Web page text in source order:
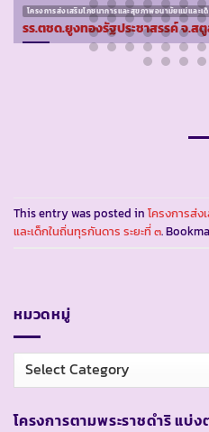
โครงการส่งเสริมโภชนาการและสุขภาพอนามัยแม่และเ
รร.ตชด.ยูงทองรัฐประชาสรรค์ จ.ส
This entry was posted in โครงการส่ง
และเด็กในถิ่นทุรกันดาร ระยะที่ ๓.
หมวดหมู่
หมวด
หมู่
โครงการตามพระราชดำริ แบ่